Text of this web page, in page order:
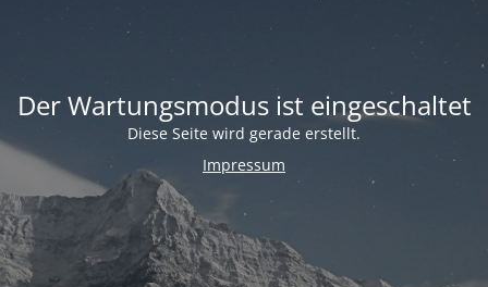
Der Wartungsmodus ist eingeschaltet
Diese Seite wird gerade erstellt.
Impressum